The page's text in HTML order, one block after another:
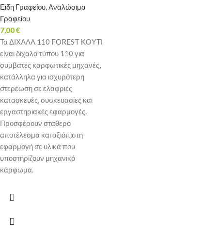
Είδη Γραφείου,Αναλώσιμα
Γραφείου
7,00€
Τα ΔΙΧΑΛΑ 110 FOREST ΚΟΥΤΙ
είναι δίχαλα τύπου 110 για
συμβατές καρφωτικές μηχανές,
κατάλληλα για ισχυρότερη
στερέωση σε ελαφριές
κατασκευές, συσκευασίες και
εργαστηριακές εφαρμογές.
Προσφέρουν σταθερό
αποτέλεσμα και αξιόπιστη
εφαρμογή σε υλικά που
υποστηρίζουν μηχανικό
κάρφωμα.